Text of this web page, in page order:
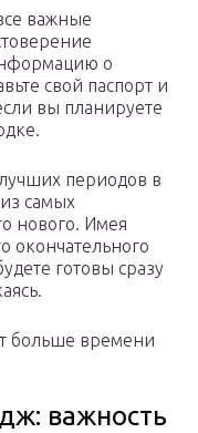
важные
о
свой паспорт и
вы планируете
периодов в
самых
нового. Имея
окончательного
готовы сразу
больше времени
важность